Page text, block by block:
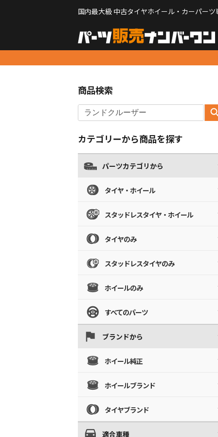
国内最大級 中古タイヤホイール・カーパーツ
商品検索
カテゴリーから商品を探す
パーツカテゴリから
タイヤ・ホイール
スタッドレスタイヤ・ホイール
タイヤのみ
スタッドレスタイヤのみ
ホイールのみ
すべてのパーツ
ブランドから
ホイール純正
ホイールブランド
タイヤブランド
適合車種